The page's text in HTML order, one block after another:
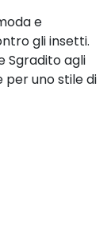
e
gli insetti.
Sgradito agli
per uno stile di